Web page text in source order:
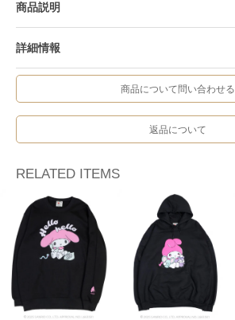
商品説明
詳細情報
商品について問い合わせる
返品について
RELATED ITEMS